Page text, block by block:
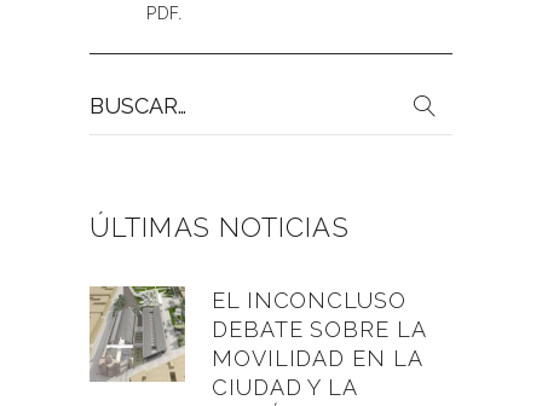
PDF.
por:
ÚLTIMAS NOTICIAS
EL INCONCLUSO
DEBATE SOBRE LA
MOVILIDAD EN LA
CIUDAD Y LA